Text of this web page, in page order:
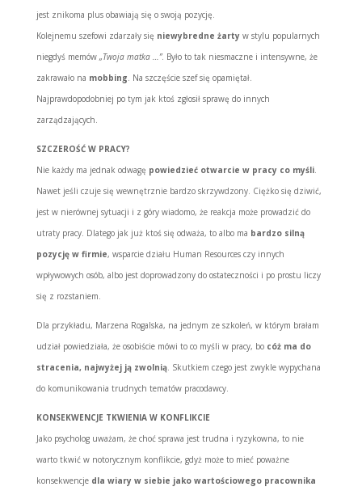
jest znikoma plus obawiają się o swoją pozycję.
Kolejnemu szefowi zdarzały się niewybredne żartyw stylu popularnych
niegdyś memów „Twoja matka …”. Było to tak niesmaczne i intensywne, że
zakrawało na mobbing. Na szczęście szef się opamiętał.
Najprawdopodobniej po tym jak ktoś zgłosił sprawę do innych
zarządzających.
SZCZEROŚĆ W PRACY?
Nie każdy ma jednak odwagę powiedzieć otwarcie w pracy co myśli.
Nawet jeśli czuje się wewnętrznie bardzo skrzywdzony. Ciężko się dziwić,
jest w nierównej sytuacji i z góry wiadomo, że reakcja może prowadzić do
utraty pracy. Dlatego jak już ktoś się odważa, to albo ma bardzo silną
pozycję w firmie, wsparcie działu Human Resources czy innych
wpływowych osób, albo jest doprowadzony do ostateczności i po prostu liczy
się z rozstaniem.
Dla przykładu, Marzena Rogalska, na jednym ze szkoleń, w którym brałam
udział powiedziała, że osobiście mówi to co myśli w pracy, bo cóż ma do
stracenia, najwyżej ją zwolnią. Skutkiem czego jest zwykle wypychana
do komunikowania trudnych tematów pracodawcy.
KONSEKWENCJE TKWIENIA W KONFLIKCIE
Jako psycholog uważam, że choć sprawa jest trudna i ryzykowna, to nie
warto tkwić w notorycznym konflikcie, gdyż może to mieć poważne
konsekwencjedla wiary w siebie jako wartościowego pracownika